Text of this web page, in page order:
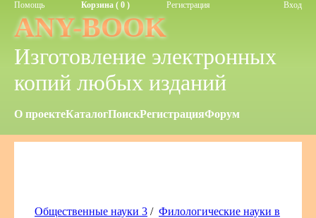
Помощь Корзина ( 0 ) Регистрация Вход
ANY-BOOK
Изготовление электронных
копий любых изданий
О проектеКаталогПоискРегистрацияФорум
Общественные науки 3 / Филологические науки в